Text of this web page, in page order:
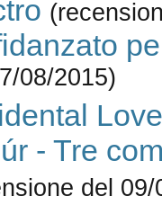
08/2015)
Love
- Tre
del 09/